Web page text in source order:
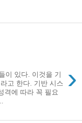
›
이 있다. 이것을 기
고 한다. 기반 시스
격에 따라 꼭 필요